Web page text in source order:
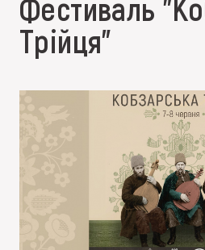
ВИСТАВКИ ТА ПОДІЇ
МЕДІА
НАВЧИТИСЯ
ОНЛАЙН-КРАМНИЦЯ
ПІДТРИМАТИ
Фестиваль
Трійця"